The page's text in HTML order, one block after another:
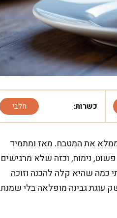
כשרות: חלבי
ממלא את המטבח. מאז ומתמיד
נימוח, וכזה שלא מרגישים
כמה שהיא קלה להכנה וזוכה
עוגת גבינה מופלאה בלי שמנת